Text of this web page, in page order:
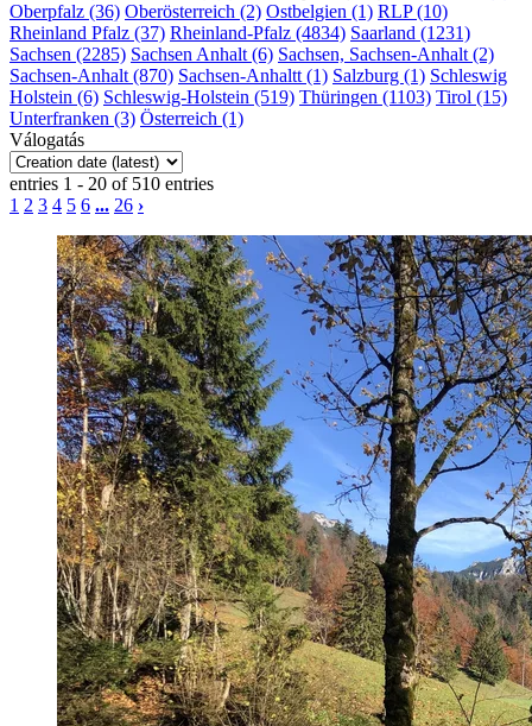
Oberpfalz (36) Oberösterreich (2) Ostbelgien (1) RLP (10)
Rheinland Pfalz (37) Rheinland-Pfalz (4834) Saarland (1231)
Sachsen (2285) Sachsen Anhalt (6) Sachsen, Sachsen-Anhalt (2)
Sachsen-Anhalt (870) Sachsen-Anhaltt (1) Salzburg (1) Schleswig
Holstein (6) Schleswig-Holstein (519) Thüringen (1103) Tirol (15)
Unterfranken (3) Österreich (1)
Válogatás
entries 1 - 20 of 510 entries
1 2 3 4 5 6 ... 26 ›